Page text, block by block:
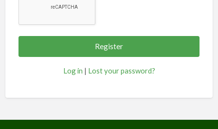
Log in | Lost your password?